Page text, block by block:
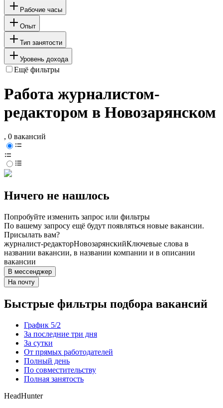
Рабочие часы
Опыт
Тип занятости
Уровень дохода
Ещё фильтры
Работа журналистом-
редактором в Новозарянском
, 0 вакансий
Ничего не нашлось
Попробуйте изменить запрос или фильтры
По вашему запросу ещё будут появляться новые вакансии.
Присылать вам?
журналист-редакторНовозарянскийКлючевые слова в
названии вакансии, в названии компании и в описании
вакансии
В мессенджер
На почту
Быстрые фильтры подбора вакансий
График 5/2
За последние три дня
За сутки
От прямых работодателей
Полный день
По совместительству
Полная занятость
HeadHunter